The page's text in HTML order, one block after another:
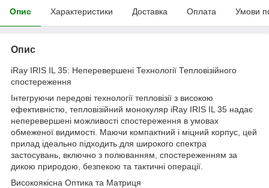
Опис Характеристики Доставка Оплата Умови
Опис
iRay IRIS IL 35: Неперевершені Технології Тепловізійного
спостереження
Інтегруючи передові технології тепловізії з високою
ефективністю, тепловізійний монокуляр iRay IRIS IL 35 надає
неперевершені можливості спостереження в умовах
обмеженої видимості. Маючи компактний і міцний корпус, цей
прилад ідеально підходить для широкого спектра
застосувань, включно з полюванням, спостереженням за
дикою природою, безпекою та тактичні операції.
Високоякісна Оптика та Матриця